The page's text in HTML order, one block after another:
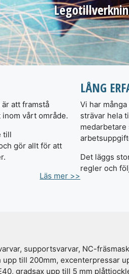
att framstå
vårt område.
till
gör allt för att
Läs mer >>
LÅNG
Vi har
strävar hela
medarbetare
Det läggs
regler och
supportsvarvar, NC-
till 200mm, excenterpressar
gradsax upp till 5 mm